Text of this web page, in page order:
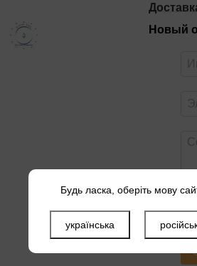
Новый
Будь ласка, оберіть мову
українська